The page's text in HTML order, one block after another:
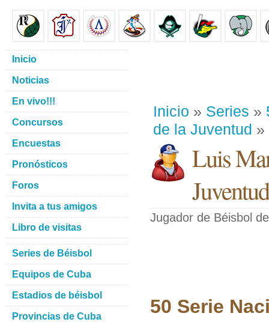
Inicio » Series »
de la Juventud »
Luis
Juventud
Jugador de Béisbol
50 Serie
Inicio
Noticias
En vivo!!!
Concursos
Encuestas
Pronósticos
Foros
Invita a tus amigos
Libro de visitas
Series de Béisbol
Equipos de Cuba
Estadios de béisbol
Provincias de Cuba